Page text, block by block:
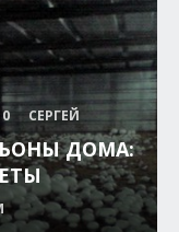
0 СЕРГЕЙ
ДОМА: